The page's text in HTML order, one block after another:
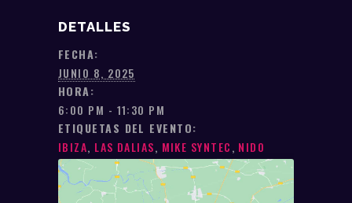
DETALLES
FECHA:
JUNIO 8, 2025
HORA:
6:00 PM - 11:30 PM
ETIQUETAS DEL EVENTO:
IBIZA, LAS DALIAS, MIKE SYNTEC, NIDO